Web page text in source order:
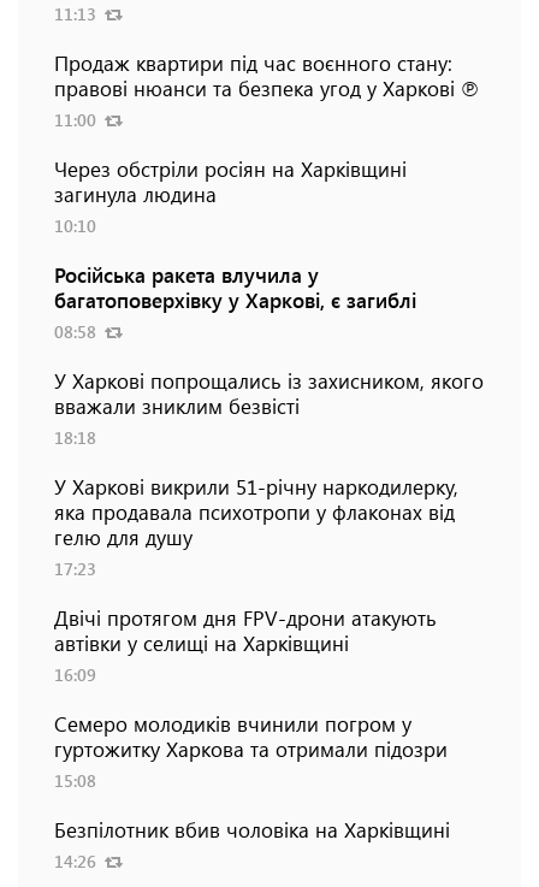
11:13
Продаж квартири під час воєнного стану:
правові нюанси та безпека угод у Харкові ℗
11:00
Через обстріли росіян на Харківщині
загинула людина
10:10
Російська ракета влучила у
багатоповерхівку у Харкові, є загиблі
08:58
У Харкові попрощались із захисником, якого
вважали зниклим безвісті
18:18
У Харкові викрили 51-річну наркодилерку,
яка продавала психотропи у флаконах від
гелю для душу
17:23
Двічі протягом дня FPV-дрони атакують
автівки у селищі на Харківщині
16:09
Семеро молодиків вчинили погром у
гуртожитку Харкова та отримали підозри
15:08
Безпілотник вбив чоловіка на Харківщині
14:26